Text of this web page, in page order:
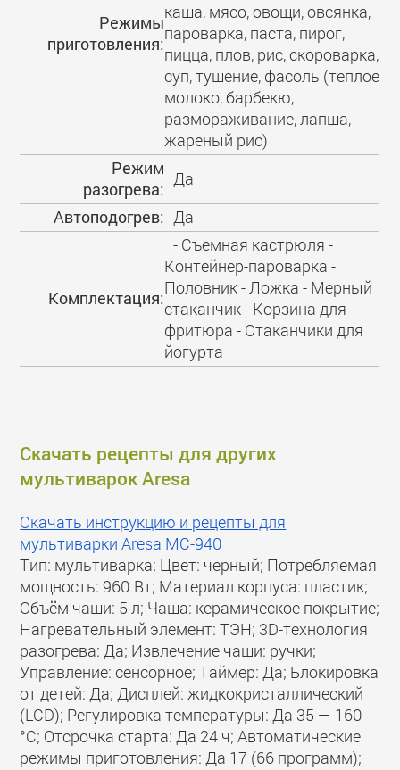
Режимы
приготовления:
каша, мясо, овощи, овсянка,
пароварка, паста, пирог,
пицца, плов, рис, скороварка,
суп, тушение, фасоль (теплое
молоко, барбекю,
размораживание, лапша,
жареный рис)
Режим
разогрева:
Да
Автоподогрев: Да
Комплектация:
- Съемная кастрюля -
Контейнер-пароварка -
Половник - Ложка - Мерный
стаканчик - Корзина для
фритюра - Стаканчики для
йогурта
Скачать рецепты для других
мультиварок Aresa
Скачать инструкцию и рецепты для
мультиварки Aresa MC-940
Тип: мультиварка; Цвет: черный; Потребляемая
мощность: 960 Вт; Материал корпуса: пластик;
Объём чаши: 5 л; Чаша: керамическое покрытие;
Нагревательный элемент: ТЭН; 3D-технология
разогрева: Да; Извлечение чаши: ручки;
Управление: сенсорное; Таймер: Да; Блокировка
от детей: Да; Дисплей: жидкокристаллический
(LCD); Регулировка температуры: Да 35 — 160
°C; Отсрочка старта: Да 24 ч; Автоматические
режимы приготовления: Да 17 (66 программ);